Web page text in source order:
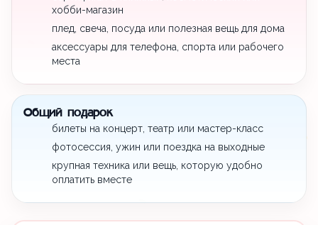
хобби-магазин
плед, свеча, посуда или полезная вещь для дома
аксессуары для телефона, спорта или рабочего
места
Общий подарок
билеты на концерт, театр или мастер-класс
фотосессия, ужин или поездка на выходные
крупная техника или вещь, которую удобно
оплатить вместе